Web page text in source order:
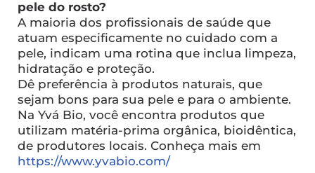
pele do rosto?
A maioria dos profissionais de saúde que
atuam especificamente no cuidado com a
pele, indicam uma rotina que inclua limpeza,
hidratação e proteção.
Dê preferência à produtos naturais, que
sejam bons para sua pele e para o ambiente.
Na Yvá Bio, você encontra produtos que
utilizam matéria-prima orgânica, bioidêntica,
de produtores locais. Conheça mais em
https://www.yvabio.com/